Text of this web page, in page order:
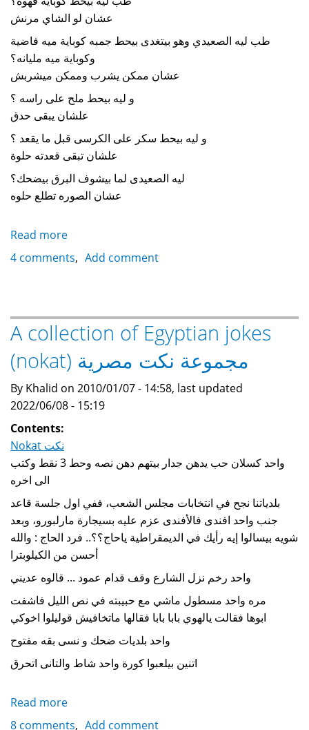
عشان لو الشاي مرنش
طب ليه الصعيدي وهو بيتغدى بيحط جمبه كوباية ميه فاضية
وكوباية ميه مليانه؟
عشان ممكن يشرب وممكن ميشربش
و ليه بيحط ملح على راسه ؟
علشان يبقى حدق
و ليه بيحط سكر على الكرسى قبل ما يقعد ؟
علشان تبقى قعدته حلوة
ليه الصعيدى لما بيشوف البرق بيضحك؟
عشان الصوره تطلع حلوه
Read more
A
Egyptian
jokes
nokat
مجموعة
نكت
عن
4 comments Add comment
A collection of Egyptian jokes
(nokat) مجموعة نكت مصرية
By Khalid on 2010/01/07 - 14:58, last updated
2022/06/08 - 15:19
Contents:
Nokat نكت
واحد كسلان حب يدهن جدار بيتهم دهن نصه وحط 3 نقط وكتب
الى اخره
بلدياتنا نجح في انتخابات مجلس الشعب، ففي اول جلسة قاعد
جنب واحد افندى فالأفندى عزم عليه بسيجارة مارلبورو، وبعد
شويه بيسالوا إيه رأيك في الديمقراطية ياحاج؟؟.. فرد الحاج : والله
أحسن من الكيلوبترا
واحد رخم نزل الشارع وقف قدام عمود ... قالوه عديني
مره واحد مسطول ماشي مع حبيبته في نص الليل فاشفت
ابوها فقالت يالهوي بابا بابا فقالها ماتخافيش قوليلوا اخوكي
واحد بلديات ضحك و نسى بقه مفتوح
اتنين بيلعبوا كورة واحد شاط والتانى اتحرق
Read more
A
8 comments Add comment